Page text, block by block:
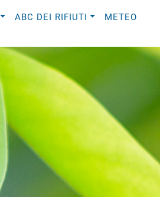
ABC DEI RIFIUTI METEO